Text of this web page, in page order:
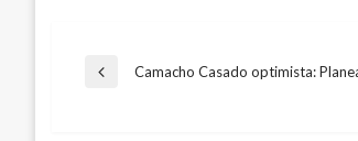
Navegación
Entrada
Camacho Casado optimista: